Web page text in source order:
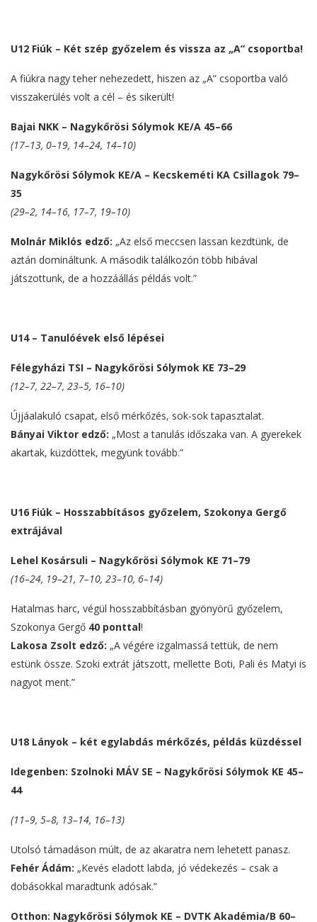
U12 Fiúk – Két szép győzelem és vissza az „A” csoportba!
A fiúkra nagy teher nehezedett, hiszen az „A” csoportba való
visszakerülés volt a cél – és sikerült!
Bajai NKK – Nagykőrösi Sólymok KE/A 45–66
(17–13, 0–19, 14–24, 14–10)
Nagykőrösi Sólymok KE/A – Kecskeméti KA Csillagok 79–
35
(29–2, 14–16, 17–7, 19–10)
Molnár Miklós edző: „Az első meccsen lassan kezdtünk, de
aztán domináltunk. A második találkozón több hibával
játszottunk, de a hozzáállás példás volt.”
U14 – Tanulóévek első lépései
Félegyházi TSI – Nagykőrösi Sólymok KE 73–29
(12–7, 22–7, 23–5, 16–10)
Újjáalakuló csapat, első mérkőzés, sok-sok tapasztalat.
Bányai Viktor edző: „Most a tanulás időszaka van. A gyerekek
akartak, küzdöttek, megyünk tovább.”
U16 Fiúk – Hosszabbításos győzelem, Szokonya Gergő
extrájával
Lehel Kosársuli – Nagykőrösi Sólymok KE 71–79
(16–24, 19–21, 7–10, 23–10, 6–14)
Hatalmas harc, végül hosszabbításban gyönyörű győzelem,
Szokonya Gergő 40 ponttal!
Lakosa Zsolt edző: „A végére izgalmassá tettük, de nem
estünk össze. Szoki extrát játszott, mellette Boti, Pali és Matyi is
nagyot ment.”
U18 Lányok – két egylabdás mérkőzés, példás küzdéssel
Idegenben: Szolnoki MÁV SE – Nagykőrösi Sólymok KE 45–
44
(11–9, 5–8, 13–14, 16–13)
Utolsó támadáson múlt, de az akaratra nem lehetett panasz.
Fehér Ádám: „Kevés eladott labda, jó védekezés – csak a
dobásokkal maradtunk adósak.”
Otthon: Nagykőrösi Sólymok KE – DVTK Akadémia/B 60–